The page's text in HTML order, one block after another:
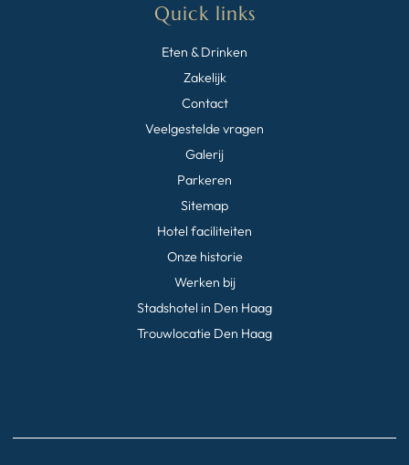
Quick links
Eten & Drinken
Zakelijk
Contact
Veelgestelde vragen
Galerij
Parkeren
Sitemap
Hotel faciliteiten
Onze historie
Werken bij
Stadshotel in Den Haag
Trouwlocatie Den Haag